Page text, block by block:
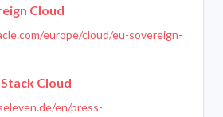
Cloud
europe/cloud/eu-sovereign-
Cloud
en/press-